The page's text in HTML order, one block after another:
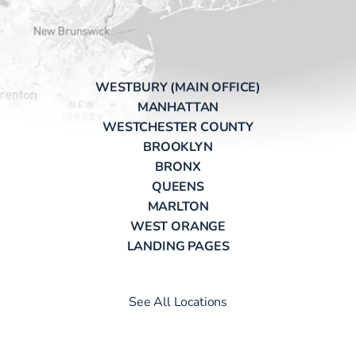
WESTBURY (MAIN OFFICE)
MANHATTAN
WESTCHESTER COUNTY
BROOKLYN
BRONX
QUEENS
MARLTON
WEST ORANGE
LANDING PAGES
See All Locations